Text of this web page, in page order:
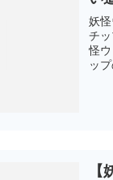
妖
チ
怪
ッ